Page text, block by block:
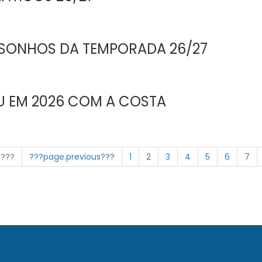
DA TEMPORADA 26/27
EM 2026 COM A COSTA
???page.previous??? 1 2 3 4 5 6 7